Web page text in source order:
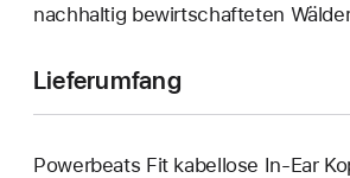
nachhaltig bewirtschafteten
Lieferumfang
Powerbeats Fit kabellose In-Ear